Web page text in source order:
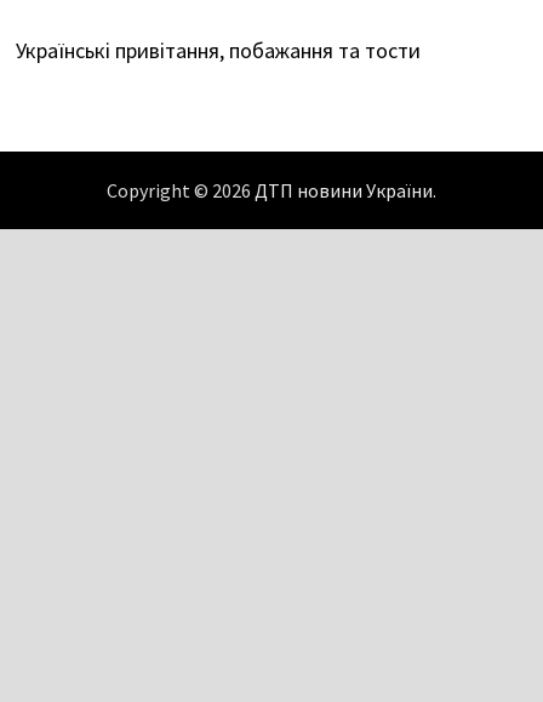
Українські привітання, побажання та тости
Copyright © 2026 ДТП новини України.